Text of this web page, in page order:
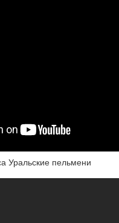
Уральские пельмени